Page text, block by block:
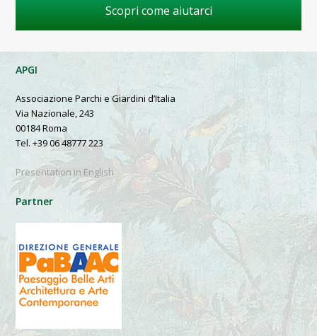
Scopri come aiutarci
APGI
Associazione Parchi e Giardini d’Italia
Via Nazionale, 243
00184 Roma
Tel. +39 06 48777 223
Presentation in English
Partner